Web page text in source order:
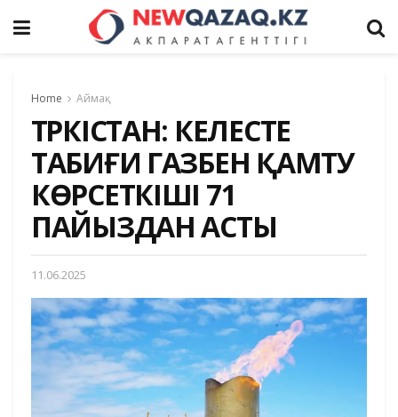
Home Аймақ
ТҮРКІСТАН: КЕЛЕСТЕ
ТАБИҒИ ГАЗБЕН ҚАМТУ
КӨРСЕТКІШІ 71
ПАЙЫЗДАН АСТЫ
11.06.2025